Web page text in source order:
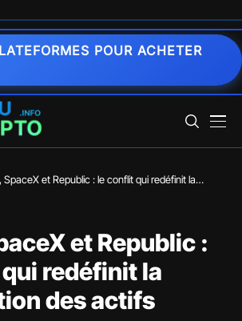
POUR ACHETER
SpaceX et Republic : le conflit qui redéfinit la
et Republic :
redéfinit la
des actifs